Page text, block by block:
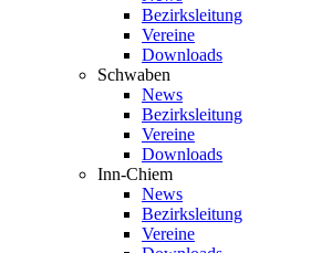
Bezirksleitung
Vereine
Downloads
Schwaben
News
Bezirksleitung
Vereine
Downloads
Inn-Chiem
News
Bezirksleitung
Vereine